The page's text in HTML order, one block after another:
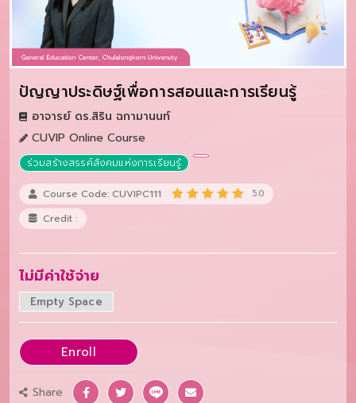
ปัญญาประดิษฐ์เพื่อการสอนและการเรียนรู้
อาจารย์ ดร.สิริน ฉกามานนท์
CUVIP Online Course
ร่วมสร้างสรรค์สังคมแห่งการเรียนรู้
Course Code: CUVIPC111 5.0
Credit :
ไม่มีค่าใช้จ่าย
Empty Space
Enroll
Share